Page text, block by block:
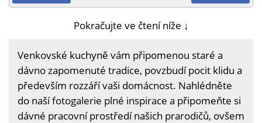
Pokračujte ve čtení níže ↓
Venkovské kuchyně vám připomenou staré a
dávno zapomenuté tradice, povzbudí pocit klidu a
především rozzáří vaši domácnost. Nahlédněte
do naší fotogalerie plné inspirace a připomeňte si
dávné pracovní prostředí našich prarodičů, ovšem